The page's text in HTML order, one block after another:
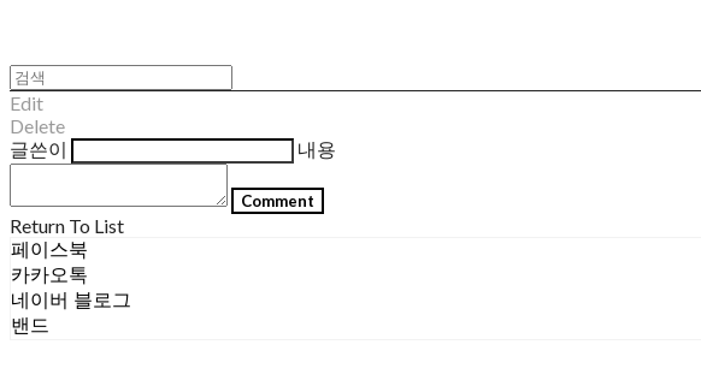
Edit
Delete
글쓴이
내용
Comment
Return To List
페이스북
카카오톡
네이버 블로그
밴드